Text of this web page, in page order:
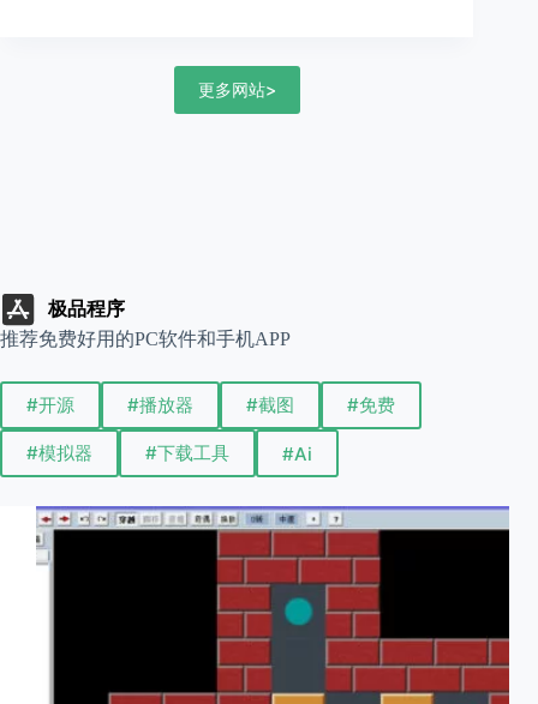
更多网站>
极品程序
推荐免费好用的PC软件和手机APP
#开源 #播放器 #截图 #免费
#模拟器 #下载工具 #Ai